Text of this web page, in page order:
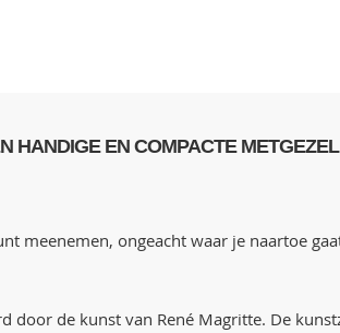
HANDIGE EN COMPACTE
meenemen, ongeacht waar je naartoe
de kunst van René Magritte. De